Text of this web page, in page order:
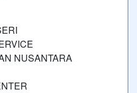
NUSANTARA